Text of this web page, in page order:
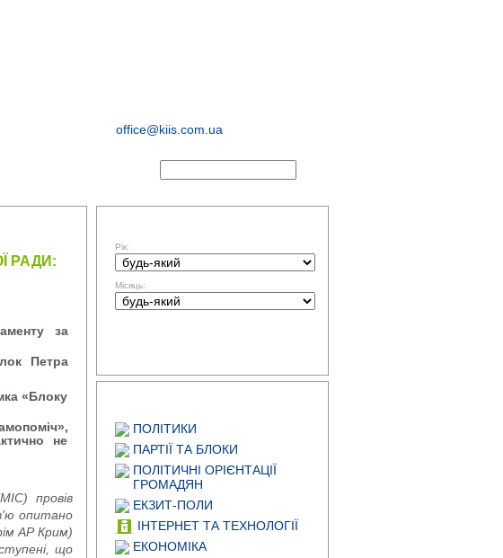
office@kiis.com.ua
РАДИ:
за
Петра
«Блоку
не
провів
опитано
АР Крим)
що
Рік:
Місяць:
ПОЛІТИКИ
ПАРТІЇ ТА БЛОКИ
ПОЛІТИЧНІ ОРІЄНТАЦІЇ
ГРОМАДЯН
ЕКЗИТ-ПОЛИ
ІНТЕРНЕТ ТА ТЕХНОЛОГІЇ
ЕКОНОМІКА